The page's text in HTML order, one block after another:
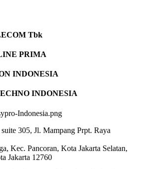
Tbk
PRIMA
INDONESIA
INDONESIA
305, Jl. Mampang Prpt. Raya
Kec. Pancoran, Kota Jakarta Selatan,
Jakarta 12760